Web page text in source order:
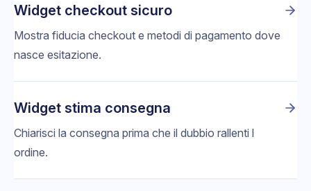
Widget checkout sicuro
Mostra fiducia checkout e metodi di pagamento dove
nasce esitazione.
Widget stima consegna
Chiarisci la consegna prima che il dubbio rallenti l
ordine.